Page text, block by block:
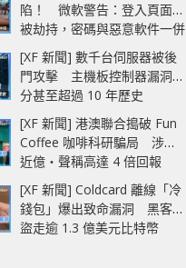
陷！ 微軟警告：登入頁面可
被劫持，密碼與惡意軟件一併
中招
[XF 新聞] 數千台伺服器被後
門攻擊 主機板控制器漏洞部
分甚至超過 10 年歷史
[XF 新聞] 港澳聯合搗破 Fun
Coffee 咖啡科研騙局 涉款
近億‧聲稱高達 4 倍回報
[XF 新聞] Coldcard 離線「冷
錢包」爆出致命漏洞 黑客已
盜走逾 1.3 億美元比特幣